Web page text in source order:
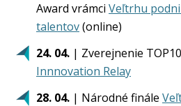
Award vrámci Veľtrhu
talentov(online)
24. 04. | Zverejnenie
Innnovation Relay
28. 04. | Národné finále